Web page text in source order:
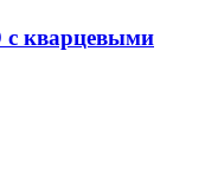
с кварцевыми